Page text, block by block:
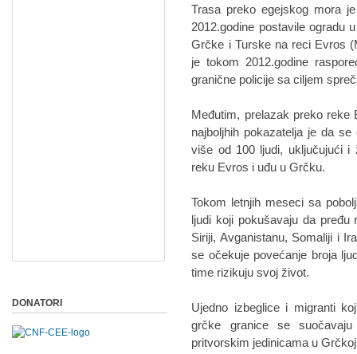
Trasa preko egejskog mora
2012.godine postavile ogradu
Grčke i Turske na reci Evros
je tokom 2012.godine
granične policije sa ciljem
Međutim, prelazak preko reke
najboljhih pokazatelja je da
više od 100 ljudi, uključujući i
reku Evros i uđu u Grčku.
Tokom letnjih meseci sa
ljudi koji pokušavaju da
Siriji, Avganistanu, Somaliji i
se očekuje povećanje broja
time rizikuju svoj život.
Ujedno izbeglice i migranti
grčke granice se
pritvorskim jedinicama u
DONATORI